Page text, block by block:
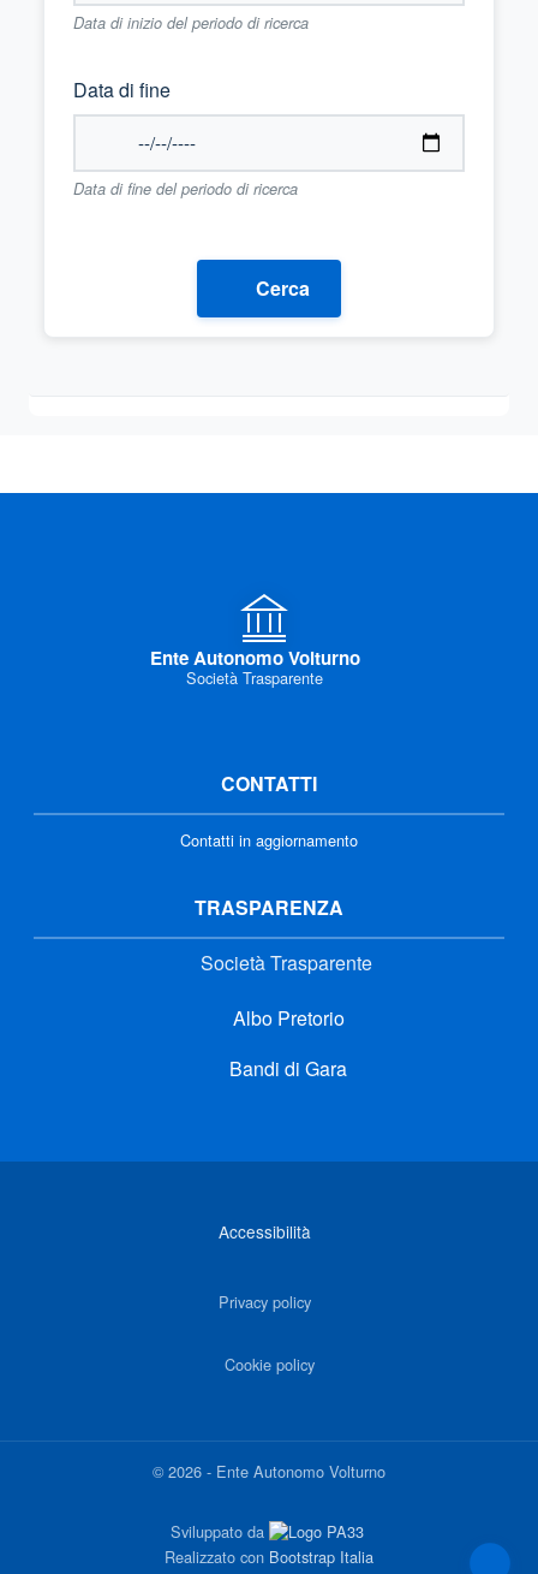
Data di inizio del periodo di ricerca
Data di fine
Data di fine del periodo di ricerca
Cerca
Ente Autonomo Volturno
Società Trasparente
CONTATTI
Contatti in aggiornamento
TRASPARENZA
Società Trasparente
Albo Pretorio
Bandi di Gara
Accessibilità
Privacy policy
Cookie policy
©2026 - Ente Autonomo Volturno
Sviluppato da
Realizzato con Bootstrap Italia